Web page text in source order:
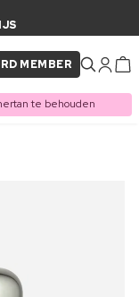
MEMBER
te behouden
met